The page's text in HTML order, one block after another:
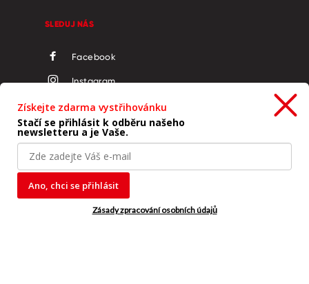
SLEDUJ NÁS
Facebook
Instagram
LinkedIn
YouTube
Copyright © 2019 - 2026 KORES
Získejte zdarma vystřihovánku
Stačí se přihlásit k odběru našeho
newsletteru a je Vaše.
Ano, chci se přihlásit
Zásady zpracování osobních údajů